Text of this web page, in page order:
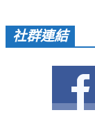
社區愛加倍
愛加倍活動相簿
課後陪讀班資訊
社群連結